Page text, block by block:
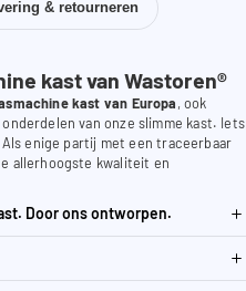
& retourneren
kast van Wastoren®
kast van Europa, ook
van onze slimme kast. Iets
enige partij met een traceerbaar
allerhoogste kwaliteit en
Door ons ontworpen.